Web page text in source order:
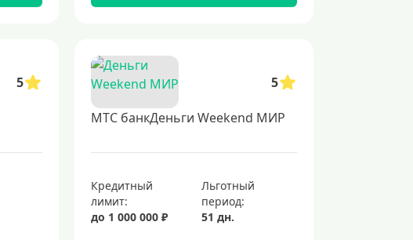
5 5
МТС банкДеньги Weekend МИР
Кредитный
лимит:
до 1 000 000 ₽
Льготный
период:
51 дн.